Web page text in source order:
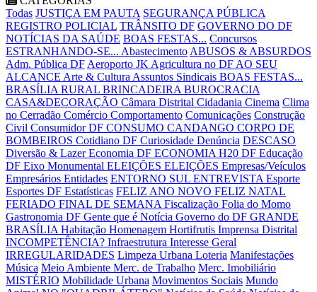
Todas JUSTIÇA EM PAUTA SEGURANÇA PÚBLICA
REGISTRO POLICIAL TRÂNSITO DF GOVERNO DO DF
NOTÍCIAS DA SAÚDE BOAS FESTAS... Concursos
ESTRANHANDO-SE... AbastecimentoABUSOS & ABSURDOS
Adm. Pública DFAeroporto JKAgricultura no DFAO SEU
ALCANCE Arte & CulturaAssuntos Sindicais BOAS FESTAS...
BRASÍLIA RURAL BRINCADEIRABUROCRACIA
CASA&DECORAÇÃO Câmara Distrital Cidadania Cinema Clima
no Cerradão Comércio Comportamento Comunicações Construção
Civil Consumidor DF CONSUMO CANDANGO CORPO DE
BOMBEIROS Cotidiano DF Curiosidade Denúncia DESCASO
Diversão & LazerEconomia DF ECONOMIA H20 DF Educação
DF Eixo Monumental ELEIÇÕES ELEIÇÕES Empresas/Veículos
Empresários Entidades ENTORNO SUL ENTREVISTAEsporte
Esportes DF Estatísticas FELIZ ANO NOVO FELIZ NATAL
FERIADO FINAL DE SEMANAFiscalização Folia do Momo
Gastronomia DF Gente que é Notícia Governo do DF GRANDE
BRASÍLIAHabitação Homenagem Hortifrutis Imprensa Distrital
INCOMPETÊNCIA? Infraestrutura Interesse Geral
IRREGULARIDADES Limpeza Urbana Loteria Manifestações
Música Meio Ambiente Merc. de Trabalho Merc. Imobiliário
MISTÉRIO Mobilidade Urbana Movimentos Sociais Mundo